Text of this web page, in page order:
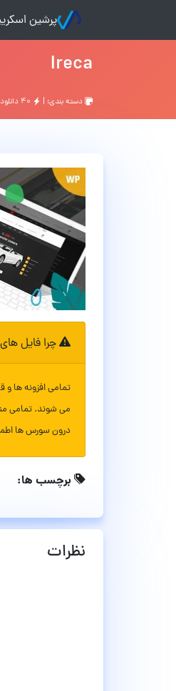
پرشین
Ireca
دسته بندی: |
چرا فایل
تمامی افزونه ها
می شوند. تمامی
درون سورس ها
برچسب ها:
نظرات